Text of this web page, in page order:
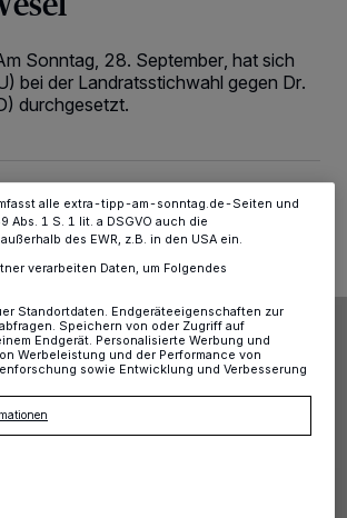
Sonntag, 28. September, hat sich
bei der Landratsstichwahl gegen Dr.
durchgesetzt.
Uhr Eine Minute Lesezeit
Gerät zu. Durch Auswahl von OK aktivieren Sie
Ihnen Dienste bereitzustellen“ aufgeführten
deaktiviert sind, sind manche Inhalte und
nicht mehr so relevant für Sie. Sie können
wieder aufrufen, um Ihre Einstellungen zu
alle extra-tipp-am-sonntag.de-Seiten und
Abs. 1 S. 1 lit. a DSGVO auch die
des EWR, z.B. in den USA ein.
verarbeiten Daten, um Folgendes
Standortdaten. Endgeräteeigenschaften zur
Speichern von oder Zugriff auf
Endgerät. Personalisierte Werbung und
Werbeleistung und der Performance von
sowie Entwicklung und Verbesserung